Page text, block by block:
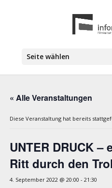
Seite wählen
« Alle Veranstaltungen
Diese Veranstaltung hat bereits
UNTER DRUCK
Ritt durch den
4. September 2022 @ 20:00 - 21:30